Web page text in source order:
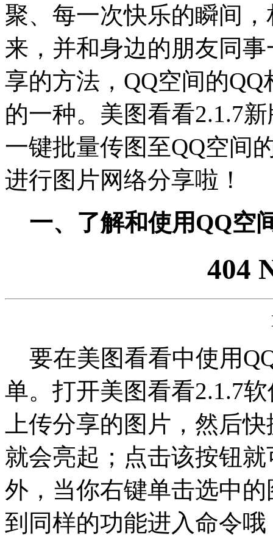
聚、每一次快乐的瞬间
来，并和身边的朋友同
享的方法，QQ空间的
的一种。美图看看2.1.7
一键批量传图至QQ空间
进行图片网络分享啦！
一、了解和使用QQ空
404
要在美图看看中使用
单。打开美图看看2.1.7
上传分享的图片，然后
就会亮起；点击该按钮
外，当你右键单击选中
到同样的功能进入命令